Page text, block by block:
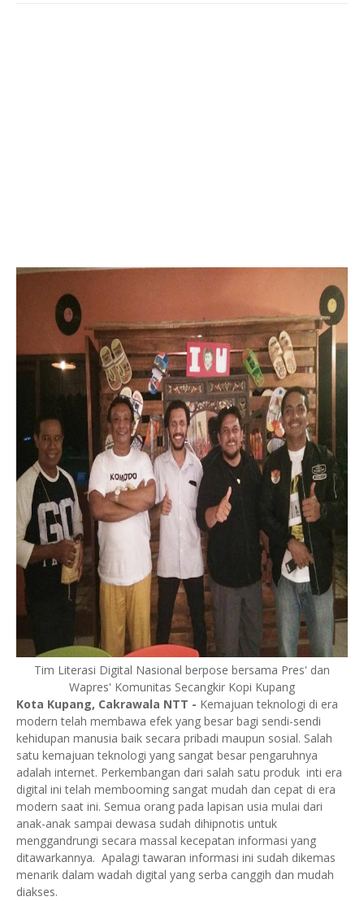
Tim Literasi Digital Nasional berpose bersama Pres' dan
Wapres' Komunitas Secangkir Kopi Kupang
Kota Kupang, Cakrawala NTT - Kemajuan teknologi di era
modern telah membawa efek yang besar bagi sendi-sendi
kehidupan manusia baik secara pribadi maupun sosial. Salah
satu kemajuan teknologi yang sangat besar pengaruhnya
adalah internet. Perkembangan dari salah satu produk inti era
digital ini telah membooming sangat mudah dan cepat di era
modern saat ini. Semua orang pada lapisan usia mulai dari
anak-anak sampai dewasa sudah dihipnotis untuk
menggandrungi secara massal kecepatan informasi yang
ditawarkannya. Apalagi tawaran informasi ini sudah dikemas
menarik dalam wadah digital yang serba canggih dan mudah
diakses.